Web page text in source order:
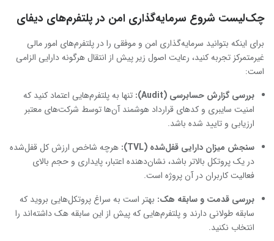
چک‌لیست شروع سرمایه‌گذاری امن در پلتفرم‌های دیفای
برای اینکه بتوانید سرمایه‌گذاری امن و موفقی را در پلتفرم‌های امور مالی
غیرمتمرکز تجربه کنید، رعایت اصول زیر پیش از انتقال هرگونه دارایی الزامی
است:
بررسی گزارش حسابرسی (Audit):
تنها به پلتفرم‌هایی اعتماد کنید که
امنیت سایبری و کدهای قرارداد هوشمند آن‌ها توسط شرکت‌های معتبر
ارزیابی و تایید شده باشد.
سنجش میزان دارایی قفل‌شده (TVL):
هرچه شاخص ارزش کل قفل‌شده
در یک پروتکل بالاتر باشد، نشان‌دهنده اعتبار، پایداری و حجم بالای
فعالیت کاربران در آن پروژه است.
بررسی قدمت و سابقه هک: بهتر است به سراغ پروتکل‌هایی بروید که
سابقه طولانی دارند و پلتفرم‌هایی که پیش از این سابقه هک داشته‌اند را
انتخاب نکنید.